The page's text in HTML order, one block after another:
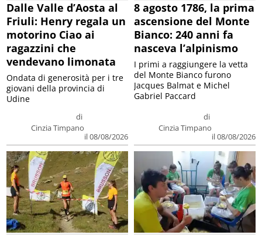
Dalle Valle d’Aosta al
Friuli: Henry regala un
motorino Ciao ai
ragazzini che
vendevano limonata
di
Cinzia Timpano
il 08/08/2026
Ondata di generosità per i tre
giovani della provincia di
Udine
8 agosto 1786, la prima
ascensione del Monte
Bianco: 240 anni fa
nasceva l’alpinismo
di
Cinzia Timpano
il 08/08/2026
I primi a raggiungere la vetta
del Monte Bianco furono
Jacques Balmat e Michel
Gabriel Paccard